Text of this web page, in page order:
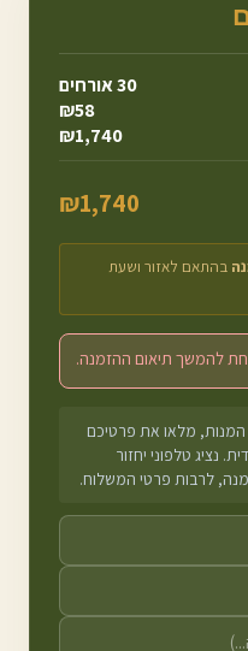
30אורחים
₪58
₪1,740
₪1,740
בהתאם לאזור ושעת
להמשך תיאום ההזמנה.
מלאו את פרטיכם
נציג טלפוני יחזור
לרבות פרטי המשלוח.